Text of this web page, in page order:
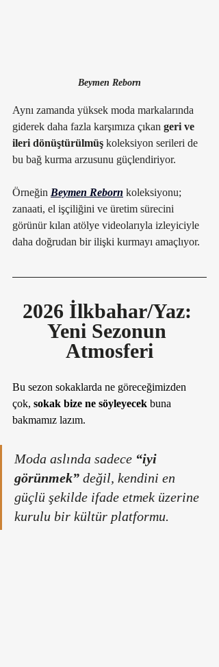
Beymen Reborn
Aynı zamanda yüksek moda markalarında
giderek daha fazla karşımıza çıkan geri ve
ileri dönüştürülmüş koleksiyon serileri de
bu bağ kurma arzusunu güçlendiriyor.
Örneğin Beymen Reborn koleksiyonu;
zanaati, el işçiliğini ve üretim sürecini
görünür kılan atölye videolarıyla izleyiciyle
daha doğrudan bir ilişki kurmayı amaçlıyor.
2026 İlkbahar/Yaz:
Yeni Sezonun
Atmosferi
Bu sezon sokaklarda ne göreceğimizden
çok, sokak bize ne söyleyecek buna
bakmamız lazım.
Moda aslında sadece “iyi
görünmek” değil, kendini en
güçlü şekilde ifade etmek üzerine
kurulu bir kültür platformu.